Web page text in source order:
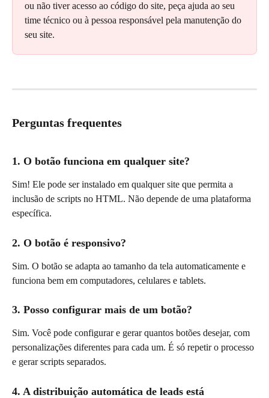
ou não tiver acesso ao código do site, peça ajuda ao seu
time técnico ou à pessoa responsável pela manutenção do
seu site.
Perguntas frequentes
1. O botão funciona em qualquer site?
Sim! Ele pode ser instalado em qualquer site que permita a
inclusão de scripts no HTML. Não depende de uma plataforma
específica.
2. O botão é responsivo?
Sim. O botão se adapta ao tamanho da tela automaticamente e
funciona bem em computadores, celulares e tablets.
3. Posso configurar mais de um botão?
Sim. Você pode configurar e gerar quantos botões desejar, com
personalizações diferentes para cada um. É só repetir o processo
e gerar scripts separados.
4. A distribuição automática de leads está